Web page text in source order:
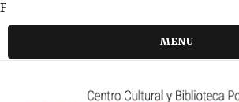
F
MENU